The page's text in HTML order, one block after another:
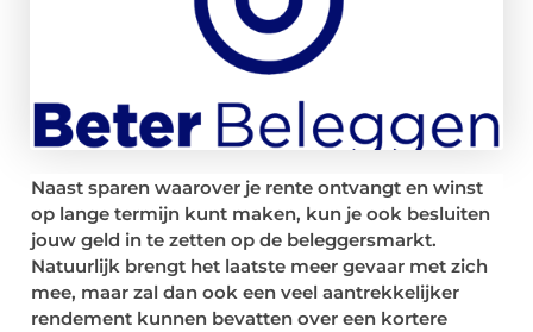
Naast sparen waarover je rente ontvangt en winst
op lange termijn kunt maken, kun je ook besluiten
jouw geld in te zetten op de beleggersmarkt.
Natuurlijk brengt het laatste meer gevaar met zich
mee, maar zal dan ook een veel aantrekkelijker
rendement kunnen bevatten over een kortere